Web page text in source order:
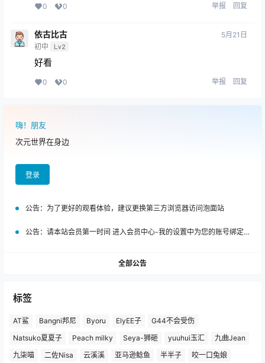
0 0 举报 回复
依古比古
初中 Lv2
5月21日
好看
0 0 举报 回复
嗨！朋友
次元世界在身边
登录
公告： 为了更好的观看体验，建议更换第三方浏览器访问泡面站
公告： 请本站会员第一时间 进入会员中心-我的设置中为您的账号绑定邮箱!
全部公告
标签
AT鲨 Bangni邦尼 Byoru ElyEE子
G44不会受伤
Natsuko夏夏子
Peach milky Seya-狮砸 yuuhui玉汇
九曲Jean
九柒喵
二佐Nisa 云溪溪 亚马逊鲶鱼 半半子 咬一口兔娘